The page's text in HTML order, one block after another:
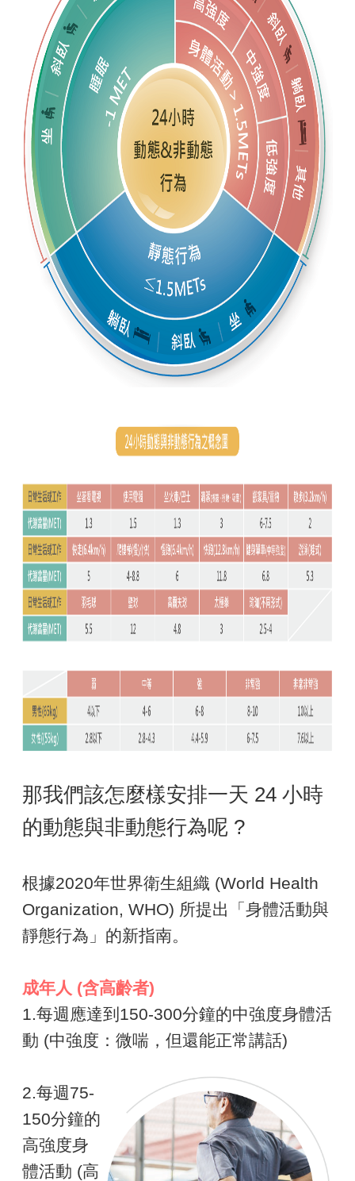
那我們該怎麼樣安排一天 24 小時
的動態與非動態行為呢 ?
根據2020年世界衛生組織 (World Health
Organization, WHO) 所提出「身體活動與
靜態行為」的新指南。
成年人 (含高齡者)
1.每週應達到150-300分鐘的中強度身體活
動 (中強度：微喘，但還能正常講話)
2.每週75-
150分鐘的
高強度身
體活動 (高